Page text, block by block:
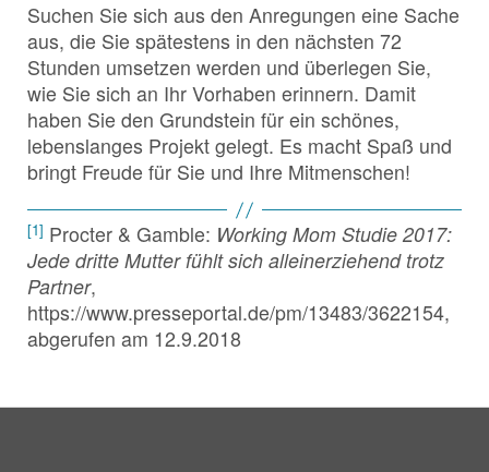
Suchen Sie sich aus den Anregungen eine Sache
aus, die Sie spätestens in den nächsten 72
Stunden umsetzen werden und überlegen Sie,
wie Sie sich an Ihr Vorhaben erinnern. Damit
haben Sie den Grundstein für ein schönes,
lebenslanges Projekt gelegt. Es macht Spaß und
bringt Freude für Sie und Ihre Mitmenschen!
[1] Procter & Gamble: Working Mom Studie 2017:
Jede dritte Mutter fühlt sich alleinerziehend trotz
Partner,
https://www.presseportal.de/pm/13483/3622154,
abgerufen am 12.9.2018